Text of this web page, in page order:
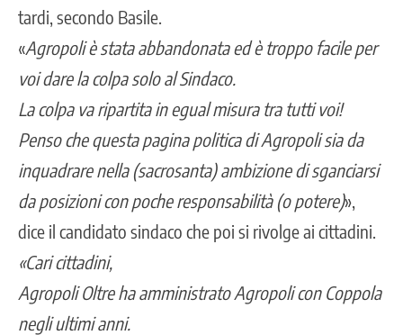
tardi, secondo Basile.
«Agropoli è stata abbandonata ed è troppo facile per
voi dare la colpa solo al Sindaco.
La colpa va ripartita in egual misura tra tutti voi!
Penso che questa pagina politica di Agropoli sia da
inquadrare nella (sacrosanta) ambizione di sganciarsi
da posizioni con poche responsabilità (o potere)»,
dice il candidato sindaco che poi si rivolge ai cittadini.
«Cari cittadini,
Agropoli Oltre ha amministrato Agropoli con Coppola
negli ultimi anni.